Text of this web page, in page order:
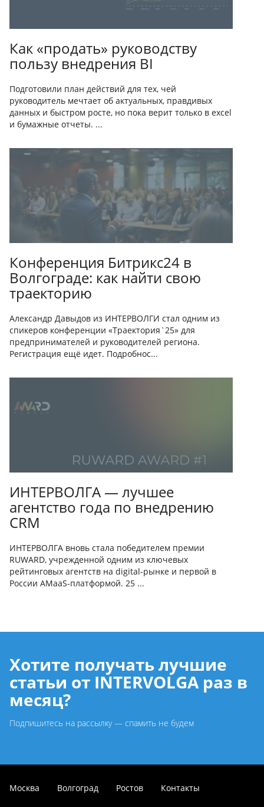
Как «продать» руководству
пользу внедрения BI
Подготовили план действий для тех, чей
руководитель мечтает об актуальных, правдивых
данных и быстром росте, но пока верит только в excel
и бумажные отчеты. ...
Конференция Битрикс24 в
Волгограде: как найти свою
траекторию
Александр Давыдов из ИНТЕРВОЛГИ стал одним из
спикеров конференции «Траектория`25» для
предпринимателей и руководителей региона.
Регистрация ещё идет. Подробнос...
ИНТЕРВОЛГА — лучшее
агентство года по внедрению
CRM
ИНТЕРВОЛГА вновь стала победителем премии
RUWARD, учрежденной одним из ключевых
рейтинговых агентств на digital-рынке и первой в
России AMaaS-платформой. 25 ...
Хотите получать лучшие
статьи от INTERVOLGA раз в
месяц?
Подпишитесь на рассылку — спамить не будем
Москва Волгоград Ростов Контакты